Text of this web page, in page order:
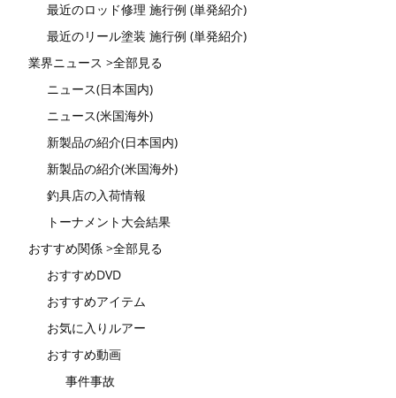
最近のロッド修理 施行例 (単発紹介)
最近のリール塗装 施行例 (単発紹介)
業界ニュース >全部見る
ニュース(日本国内)
ニュース(米国海外)
新製品の紹介(日本国内)
新製品の紹介(米国海外)
釣具店の入荷情報
トーナメント大会結果
おすすめ関係 >全部見る
おすすめDVD
おすすめアイテム
お気に入りルアー
おすすめ動画
事件事故